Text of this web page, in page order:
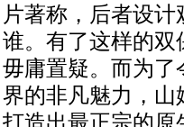
片著称，后者设
谁。有了这样的双
毋庸置疑。而为了
界的非凡魅力，山